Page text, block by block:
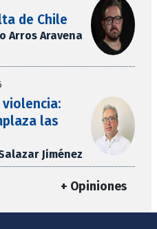
de Chile
Arros Aravena
violencia:
las
Jiménez
+ Opiniones